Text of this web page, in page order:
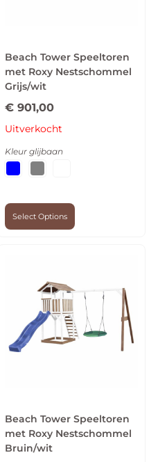
Beach Tower Speeltoren
met Roxy Nestschommel
Grijs/wit
€ 901,00
Uitverkocht
Kleur glijbaan
Select Options
Beach Tower Speeltoren
met Roxy Nestschommel
Bruin/wit